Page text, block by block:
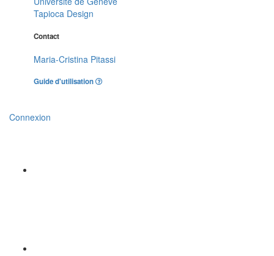
Tapioca Design
Contact
Maria-Cristina Pitassi
Guide d'utilisation
Connexion